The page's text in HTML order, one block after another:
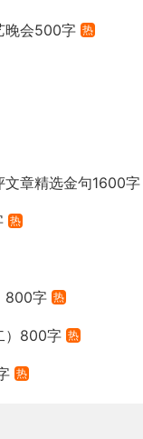
晚会500字 热
文章精选金句1600字
热
800字 热
）800字 热
热